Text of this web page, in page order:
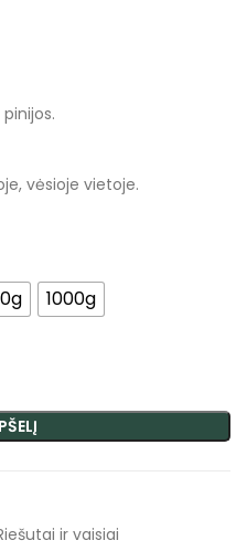
vėsioje vietoje.
1000g
ir vaisiai